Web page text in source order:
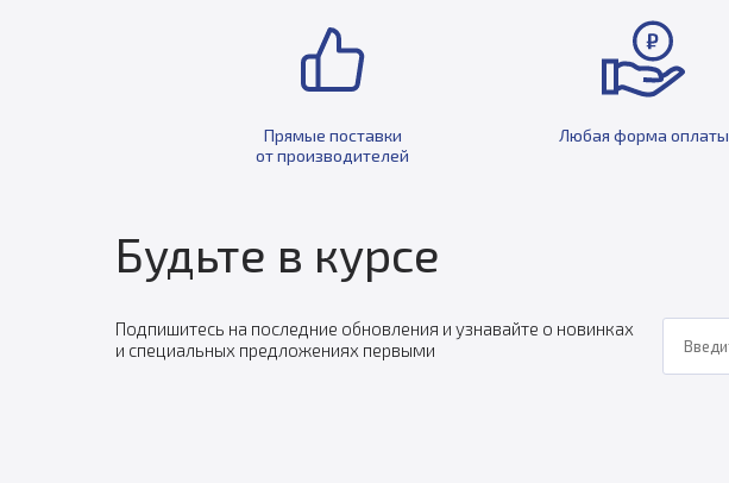
Прямые поставки
от производителей
Любая форма оплаты
Будьте в курсе
Подпишитесь на последние обновления и узнавайте о новинках
и специальных предложениях первыми